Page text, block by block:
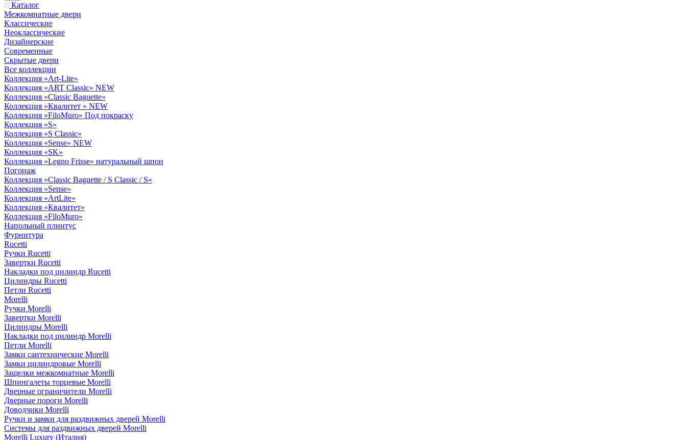
Каталог
Межкомнатные двери
Классические
Неоклассические
Дизайнерские
Современные
Скрытые двери
Все коллекции
Коллекция «Art-Lite»
Коллекция «ART Classic» NEW
Коллекция «Classic Baguette»
Коллекция «Квалитет » NEW
Коллекция «FiloMuro» Под покраску
Коллекция «S»
Коллекция «S Classic»
Коллекция «Sense» NEW
Коллекция «SK»
Коллекция «Legno Frisse» натуральный шпон
Погонаж
Коллекция «Classic Baguette / S Classic / S»
Коллекция «Sense»
Коллекция «ArtLite»
Коллекция «Квалитет»
Коллекция «FiloMuro»
Напольный плинтус
Фурнитура
Rucetti
Ручки Rucetti
Завертки Rucetti
Накладки под цилиндр Rucetti
Цилиндры Rucetti
Петли Rucetti
Morelli
Ручки Morelli
Завертки Morelli
Цилиндры Morelli
Накладки под цилиндр Morelli
Петли Morelli
Замки сантехнические Morelli
Замки цилиндровые Morelli
Защелки межкомнатные Morelli
Шпингалеты торцевые Morelli
Дверные ограничители Morelli
Дверные пороги Morelli
Доводчики Morelli
Ручки и замки для раздвижных дверей Morelli
Системы для раздвижных дверей Morelli
Morelli Luxury (Италия)